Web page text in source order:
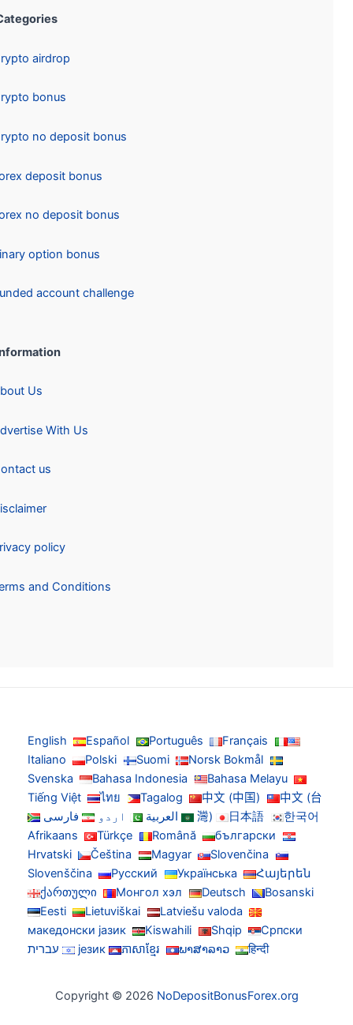
Categories:
Crypto airdrop
Crypto bonus
Crypto no deposit bonus
Forex deposit bonus
Forex no deposit bonus
Binary option bonus
Funded account challenge
Information:
About Us
Advertise With Us
Contact us
Disclaimer
Privacy policy
Terms and Conditions
English Español Português
Français
Italiano
Polski Suomi
Norsk Bokmål
Svenska
Bahasa Indonesia
Bahasa Melayu
Tiếng Việt
ไทย Tagalog 中文 (中国)
中文 (台
灣)
日本語 한국어 العربية اردو
فارسی
Afrikaans
Türkçe Română
български
Hrvatski
Čeština Magyar
Slovenčina
Slovenščina
Русский Українська
Հայերեն
ქართული
Монгол хэл Deutsch
Bosanski
Eesti
Lietuviškai
Latviešu valoda
македонски јазик
Kiswahili Shqip
Српски
језик
ភាសាខ្មែរ ພາສາລາວ हिन्दी עברית
Copyright © 2026NoDepositBonusForex.org